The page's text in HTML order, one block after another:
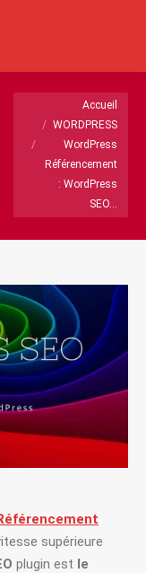
:
Vous êtes ici :Accueil
WORDPRESS
WordPress
Référencement
: WordPress
SEO…
supérieure
plugin est le